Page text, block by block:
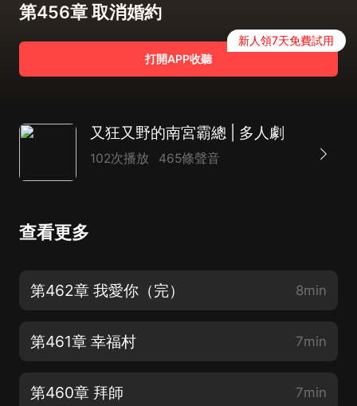
第456章 取消婚約
打開APP收聽
新人領7天免費試用
又狂又野的南宮霸總 | 多人劇
102次播放 465條聲音
查看更多
第462章 我愛你（完） 8min
第461章 幸福村 7min
第460章 拜師 7min